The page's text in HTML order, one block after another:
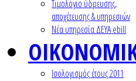
Τιμολόγιο ύδρευσης,
αποχέτευσης & υπηρεσιών
Nέα υπηρεσία ΔΕΥΑ ebill
Ισολογισμός έτους 2011